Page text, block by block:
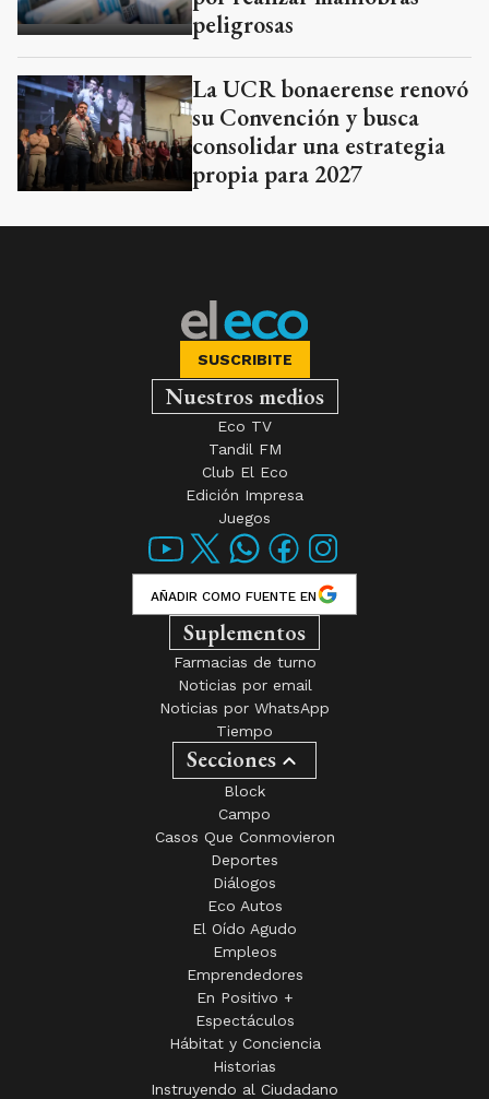
peligrosas
La UCR bonaerense renovó
su Convención y busca
consolidar una estrategia
propia para 2027
SUSCRIBITE
Nuestros medios
Eco TV
Tandil FM
Club El Eco
Edición Impresa
Juegos
AÑADIR COMO FUENTE EN
Suplementos
Farmacias de turno
Noticias por email
Noticias por WhatsApp
Tiempo
Secciones
Block
Campo
Casos Que Conmovieron
Deportes
Diálogos
Eco Autos
El Oído Agudo
Empleos
Emprendedores
En Positivo +
Espectáculos
Hábitat y Conciencia
Historias
Instruyendo al Ciudadano